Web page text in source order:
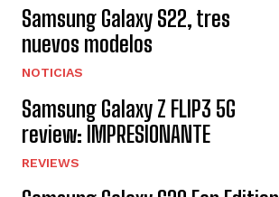
Samsung Galaxy S22, tres
nuevos modelos
NOTICIAS
Samsung Galaxy Z FLIP3 5G
review: IMPRESIONANTE
REVIEWS